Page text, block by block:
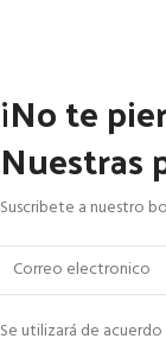
¡No te
Nuestras
Suscribete a nuestro
Se utilizará de